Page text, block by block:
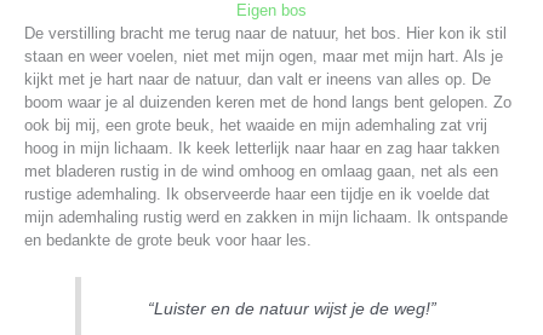
Eigen bos
De verstilling bracht me terug naar de natuur, het bos. Hier kon ik stil
staan en weer voelen, niet met mijn ogen, maar met mijn hart. Als je
kijkt met je hart naar de natuur, dan valt er ineens van alles op. De
boom waar je al duizenden keren met de hond langs bent gelopen. Zo
ook bij mij, een grote beuk, het waaide en mijn ademhaling zat vrij
hoog in mijn lichaam. Ik keek letterlijk naar haar en zag haar takken
met bladeren rustig in de wind omhoog en omlaag gaan, net als een
rustige ademhaling. Ik observeerde haar een tijdje en ik voelde dat
mijn ademhaling rustig werd en zakken in mijn lichaam. Ik ontspande
en bedankte de grote beuk voor haar les.
“Luister en de natuur wijst je de weg!”